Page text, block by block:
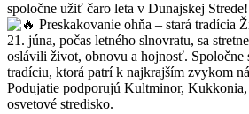
spoločne užiť čaro leta v Dunajskej Strede!
Preskakovanie ohňa – stará tradícia
21. júna, počas letného slnovratu, sa
oslávili život, obnovu a hojnosť. Spoločne
tradíciu, ktorá patrí k najkrajším zvykom
Podujatie podporujú Kultminor,
osvetové stredisko.